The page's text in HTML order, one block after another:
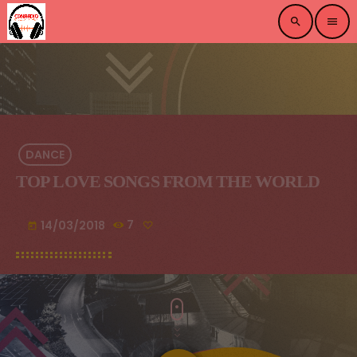
search menu
DANCE
TOP LOVE SONGS FROM THE WORLD
today 14/03/2018 7